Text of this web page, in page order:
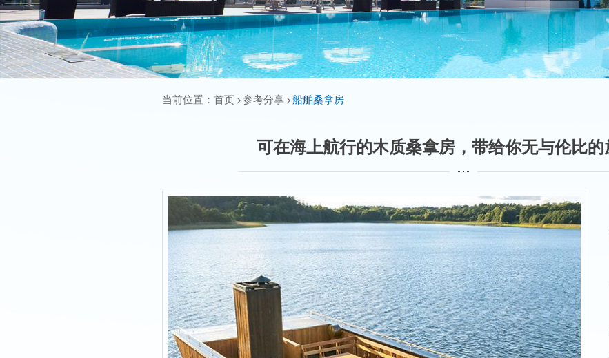
当前位置：首页 参考分享 船舶桑拿房
可在海上航行的木质桑拿房，带给你无与伦比的